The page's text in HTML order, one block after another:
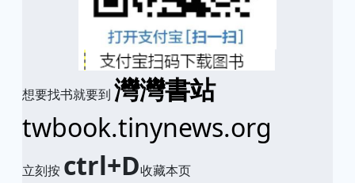
想要找书就要到 灣灣書站
twbook.tinynews.org
立刻按 ctrl+D收藏本页